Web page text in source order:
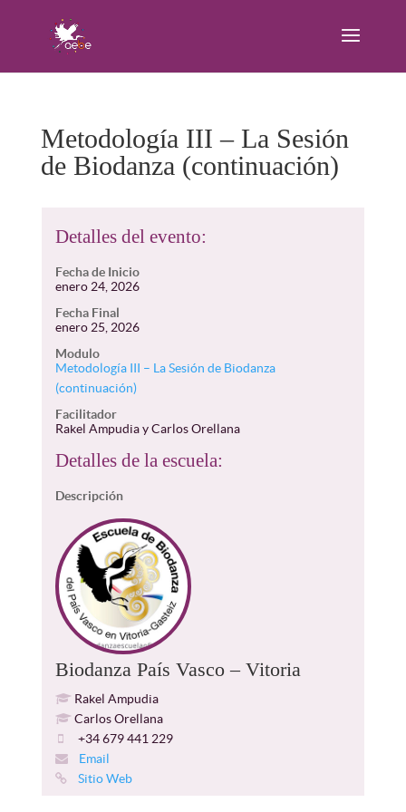
Metodología III – La Sesión
de Biodanza (continuación)
Detalles del evento:
Fecha de Inicio
enero 24, 2026
Fecha Final
enero 25, 2026
Modulo
Metodología III – La Sesión de Biodanza
(continuación)
Facilitador
Rakel Ampudia y Carlos Orellana
Detalles de la escuela:
Descripción
Biodanza País Vasco – Vitoria
Rakel Ampudia
Carlos Orellana
+34 679 441 229
Email
Sitio Web